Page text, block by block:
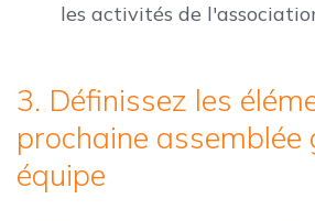
les activités de
3. Définissez les
prochaine assemblée
équipe